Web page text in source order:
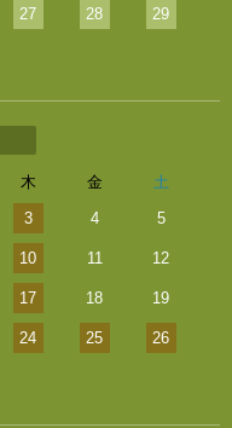
27 28 29
木 金
土
3 4 5
10 11 12
17 18 19
24 25 26